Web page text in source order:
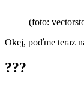
(foto:
Okej, poďme teraz
???